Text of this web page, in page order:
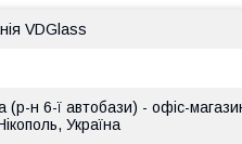
VDGlass
(р-н 6-ї автобази) - офіс-
Україна